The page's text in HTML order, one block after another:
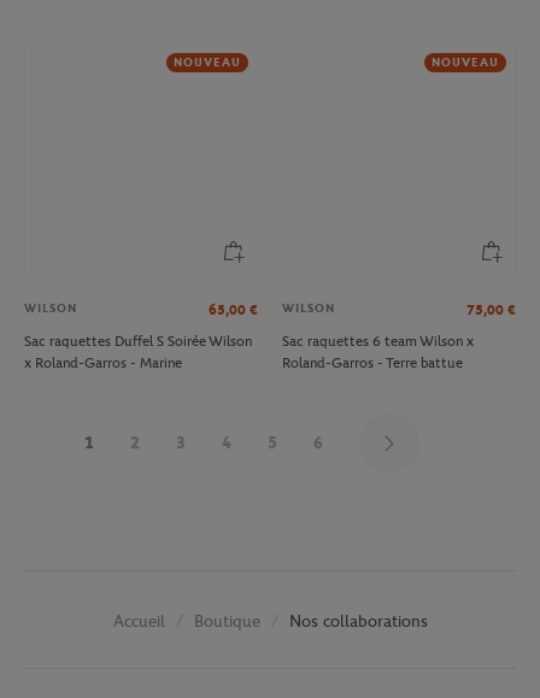
NOUVEAU
WILSON 65,00 €
Sac raquettes Duffel S Soirée Wilson
x Roland-Garros - Marine
NOUVEAU
WILSON 75,00 €
Sac raquettes 6 team Wilson x
Roland-Garros - Terre battue
1 2 3 4 5 6
Accueil Boutique Nos collaborations